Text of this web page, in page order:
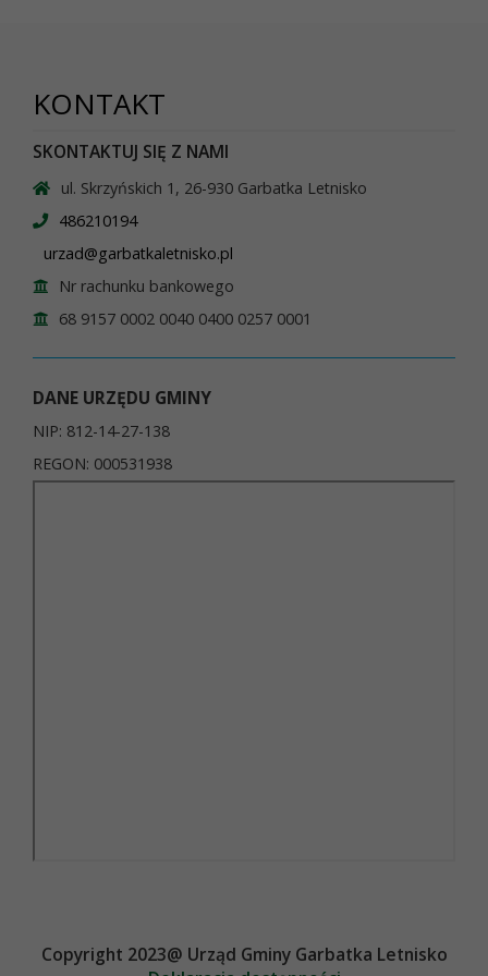
KONTAKT
SKONTAKTUJ SIĘ Z NAMI
ul. Skrzyńskich 1, 26-930 Garbatka Letnisko
486210194
urzad@garbatkaletnisko.pl
Nr rachunku bankowego
68 9157 0002 0040 0400 0257 0001
DANE URZĘDU GMINY
NIP: 812-14-27-138
REGON: 000531938
Copyright 2023@ Urząd Gminy Garbatka Letnisko